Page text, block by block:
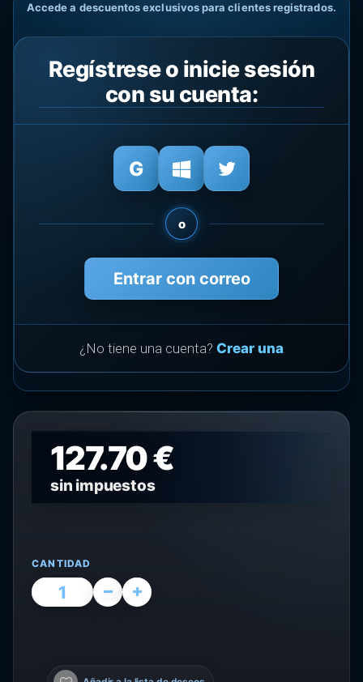
Accede a descuentos exclusivos para clientes registrados.
Regístrese o inicie sesión
con su cuenta:
o
Entrar con correo
¿No tiene una cuenta? Crear una
127.70 €
sin impuestos
CANTIDAD